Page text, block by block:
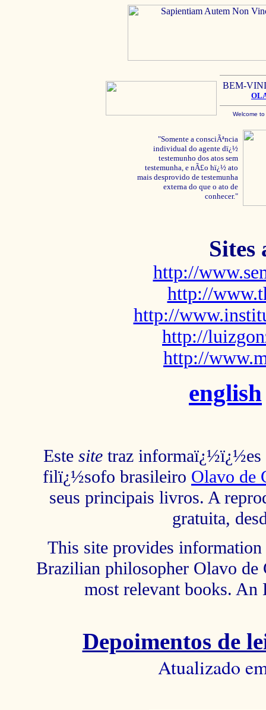
BEM-
Welcome
"Somente a consciÃªncia
individual do agente dï¿½
testemunho dos atos sem
testemunha, e nÃ£o hï¿½ ato
mais desprovido de testemunha
externa do que o ato de
conhecer."
Sites
http://
http://
http://
http://
http://
english
Este site traz informaï¿½ï¿½es
filï¿½sofo brasileiro Olavo de
seus principais livros. A
gratuita,
This site provides
Brazilian philosopher Olavo de
most relevant books.
Depoimentos de
Atualizado